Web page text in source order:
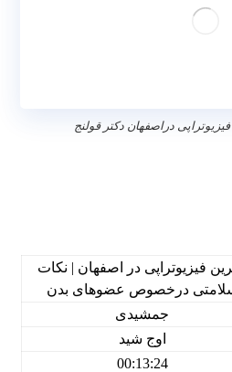
دراصفهان دکتر قولنج
فیزیوتراپی در اصفهان | نکات
درخصوص عضوهای بدن
جمشیدی
اوج شید
00:13:24